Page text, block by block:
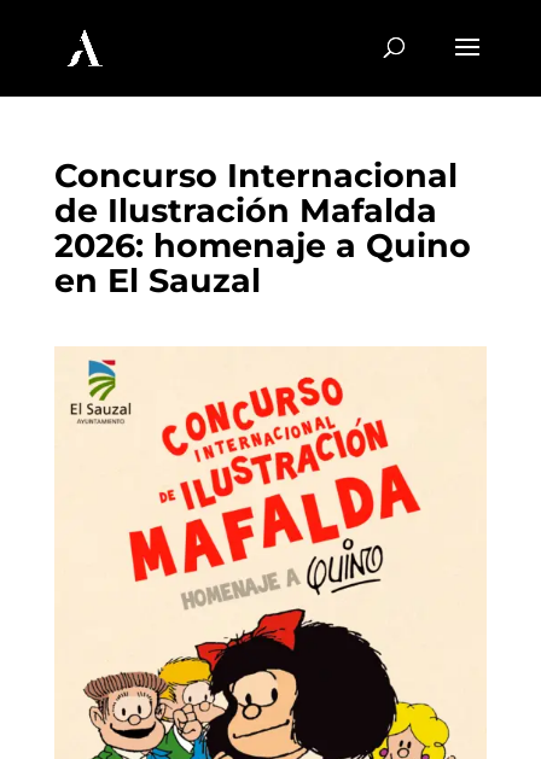
Concurso Internacional
de Ilustración Mafalda
2026: homenaje a Quino
en El Sauzal